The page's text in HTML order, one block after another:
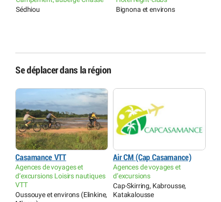
Sédhiou
Bignona et environs
Se déplacer dans la région
Casamance VTT
Agences de voyages et
d’excursions Loisirs nautiques
VTT
Oussouye et environs (Elinkine,
Air CM (Cap Casamance)
Agences de voyages et
d’excursions
Cap-Skirring, Kabrousse,
Katakalousse